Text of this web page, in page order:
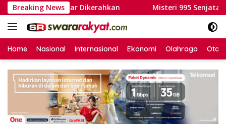
Langsung
ke
konten
Breaking News
Damkar Dikerahkan Misteri 995 Senjata di
Home Nasional Internasional Ekonomi Olahraga